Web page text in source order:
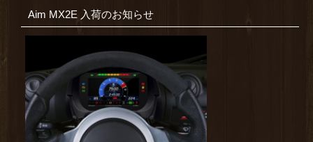
Aim MX2E 入荷のお知らせ